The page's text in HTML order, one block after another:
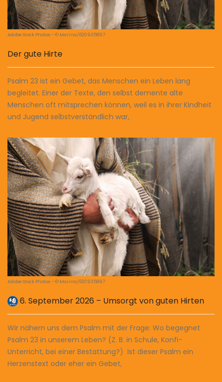
Adobe Stock Photos – © Marina/620935897
Der gute Hirte
Psalm 23 ist ein Gebet, das Menschen ein Leben lang
begleitet. Einer der Texte, den selbst demente alte
Menschen oft mitsprechen können, weil es in ihrer Kindheit
und Jugend selbstverständlich war,
Adobe Stock Photos – © Marina/620935897
6. September 2026 – Umsorgt von guten Hirten
Wir nähern uns dem Psalm mit der Frage: Wo begegnet
Psalm 23 in unserem Leben? (Z. B. in Schule, Konfi-
Unterricht, bei einer Bestattung?) Ist dieser Psalm ein
Herzenstext oder eher ein Gebet,